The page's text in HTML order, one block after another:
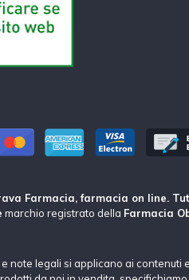
Farmacia, farmacia on line.
marchio registrato della Farmacia
note legali si applicano ai